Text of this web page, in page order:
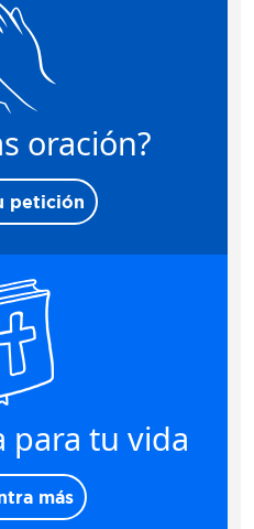
oración?
petición
para tu vida
más